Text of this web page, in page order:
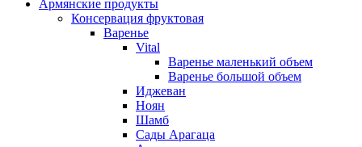
Армянские продукты
Консервация фруктовая
Варенье
Vital
Варенье маленький объем
Варенье большой объем
Иджеван
Ноян
Шамб
Сады Арагаца